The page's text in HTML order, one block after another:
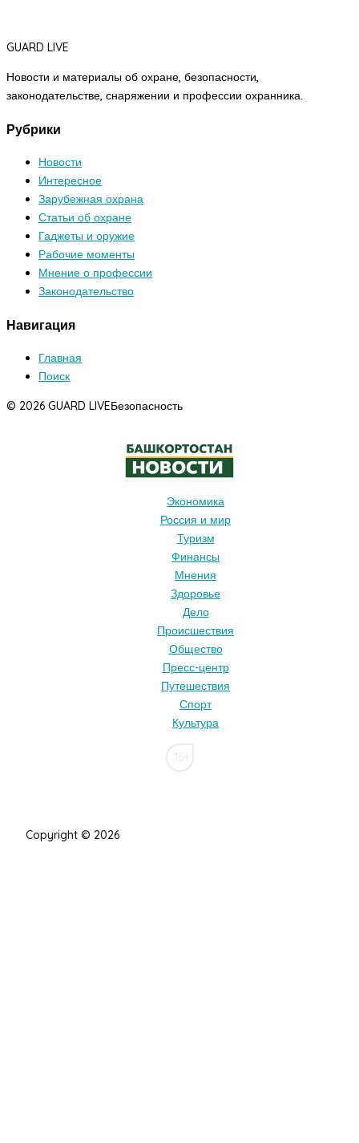
GUARD LIVE
Новости и материалы об охране, безопасности,
законодательстве, снаряжении и профессии охранника.
Рубрики
Новости
Интересное
Зарубежная охрана
Статьи об охране
Гаджеты и оружие
Рабочие моменты
Мнение о профессии
Законодательство
Навигация
Главная
Поиск
© 2026 GUARD LIVEБезопасность
Экономика
Россия и мир
Туризм
Финансы
Мнения
Здоровье
Дело
Происшествия
Общество
Пресс-центр
Путешествия
Спорт
Культура
Copyright © 2026